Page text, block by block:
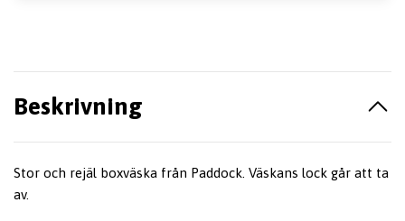
Beskrivning
Stor och rejäl boxväska från Paddock. Väskans lock går att ta
av.